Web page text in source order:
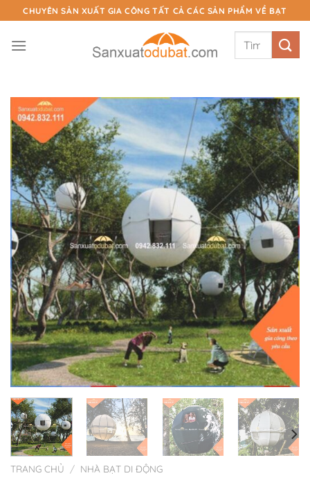
Chuyển
đến
nội
CHUYÊN SẢN XUẤT GIA CÔNG TẤT CẢ CÁC SẢN PHẨM VỀ BẠT
Tìm
TRANG CHỦ / NHÀ BẠT DI ĐỘNG